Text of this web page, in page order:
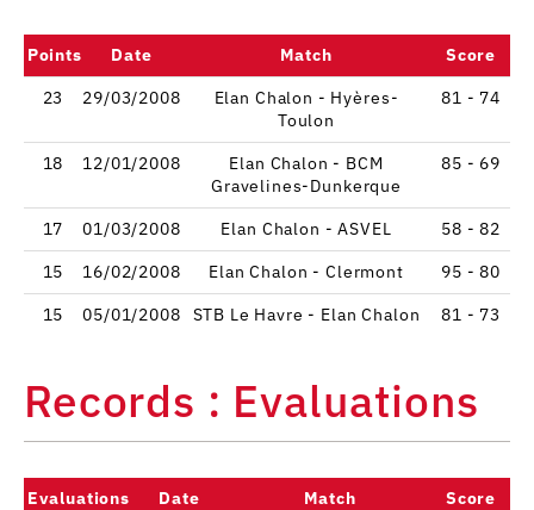
Points Date Match
Score
23
29/03/2008
Elan Chalon - Hyères-
Toulon
81 - 74
18 12/01/2008
Elan Chalon - BCM
Gravelines-Dunkerque
85 - 69
17 01/03/2008 Elan Chalon - ASVEL
58 - 82
15
16/02/2008 Elan Chalon - Clermont
95 - 80
15
05/01/2008 STB Le Havre - Elan Chalon 81 - 73
Records : Evaluations
Evaluations Date Match
Score